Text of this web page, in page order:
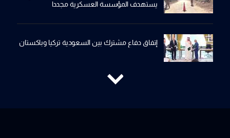
يستهدف المؤسسة العسكرية مجددا
إتفاق دفاع مشترك بين السعودية تركيا وباكستان